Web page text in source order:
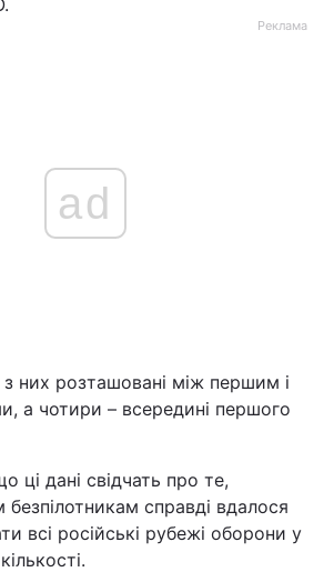
Реклама
ad
них розташовані між першим і
а чотири – всередині першого
ці дані свідчать про те,
справді вдалося
всі російські рубежі оборони у